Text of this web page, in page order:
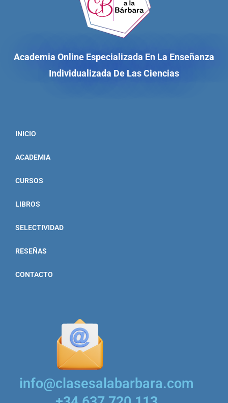
Academia Online Especializada En La Enseñanza
Individualizada De Las Ciencias
INICIO
ACADEMIA
CURSOS
LIBROS
SELECTIVIDAD
RESEÑAS
CONTACTO
info@clasesalabarbara.com